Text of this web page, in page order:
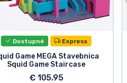
Dostupné Express
Game MEGA Stavebnica
Squid Game Staircase
€ 105.95
série
filmov
karikatúry